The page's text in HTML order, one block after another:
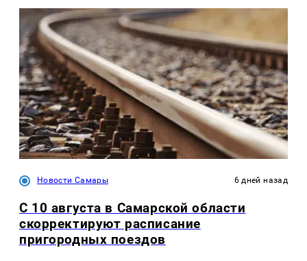
Новости Самары 6 дней назад
С 10 августа в Самарской области
скорректируют расписание
пригородных поездов